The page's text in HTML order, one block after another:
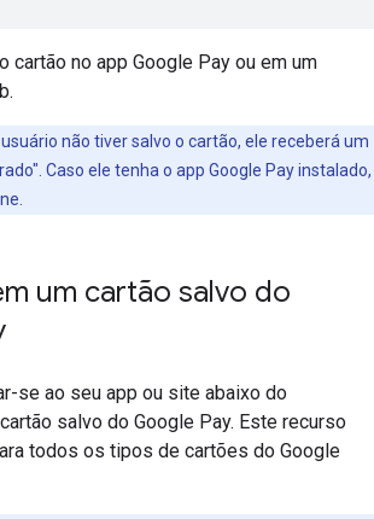
cartão no app Google Pay ou em um
usuário não tiver salvo o cartão, ele receberá um
Caso ele tenha o app Google Pay instalado,
um cartão salvo do
se ao seu app ou site abaixo do
salvo do Google Pay. Este recurso
todos os tipos de cartões do Google